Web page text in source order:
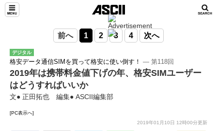
前へ 1 2 3 4 次へ
デジタル
格安データ通信SIMを買って格安に使い倒す！ ― 第118回
2019年は携帯料金値下げの年、格安SIMユーザー
はどうすればいいか
文● 正田拓也 編集● ASCII編集部
[PC表示へ]
2019年01月10日 12時00分更新